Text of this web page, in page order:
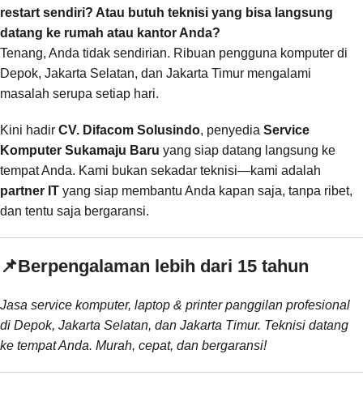
restart sendiri? Atau butuh teknisi yang bisa langsung
datang ke rumah atau kantor Anda?
Tenang, Anda tidak sendirian. Ribuan pengguna komputer di
Depok, Jakarta Selatan, dan Jakarta Timur mengalami
masalah serupa setiap hari.
Kini hadir CV. Difacom Solusindo, penyedia Service
Komputer Sukamaju Baru yang siap datang langsung ke
tempat Anda. Kami bukan sekadar teknisi—kami adalah
partner IT yang siap membantu Anda kapan saja, tanpa ribet,
dan tentu saja bergaransi.
📌Berpengalaman lebih dari 15 tahun
Jasa service komputer, laptop & printer panggilan profesional
di Depok, Jakarta Selatan, dan Jakarta Timur. Teknisi datang
ke tempat Anda. Murah, cepat, dan bergaransi!